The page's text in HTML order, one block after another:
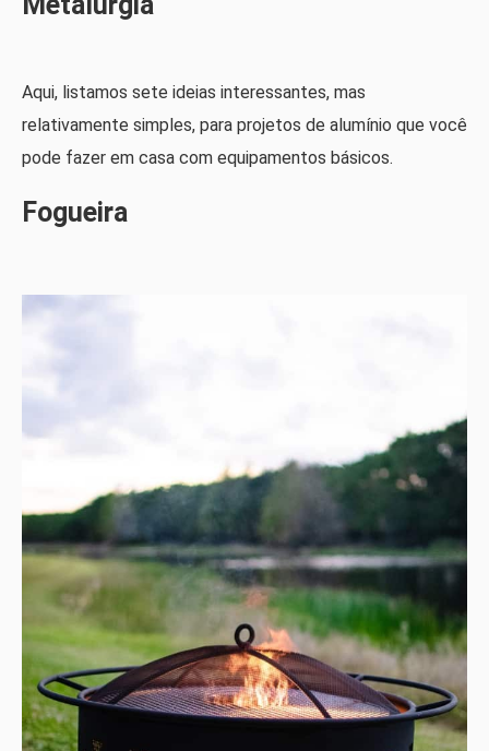
Aqui, listamos sete ideias interessantes, mas
relativamente simples, para projetos de alumínio que você
pode fazer em casa com equipamentos básicos.
Fogueira